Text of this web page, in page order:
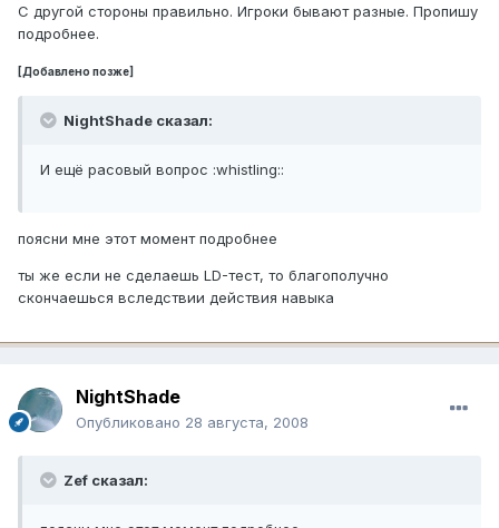
С другой стороны правильно. Игроки бывают разные. Пропишу
подробнее.
[Добавлено позже]
NightShade сказал:
И ещё расовый вопрос :whistling::
поясни мне этот момент подробнее
ты же если не сделаешь LD-тест, то благополучно
скончаешься вследствии действия навыка
NightShade
Опубликовано 28 августа, 2008
Zef сказал: